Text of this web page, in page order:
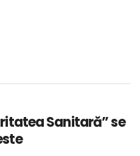
Sanitară” se